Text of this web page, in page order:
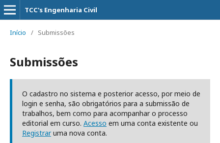
TCC's Engenharia Civil
Início / Submissões
Submissões
O cadastro no sistema e posterior acesso, por meio de
login e senha, são obrigatórios para a submissão de
trabalhos, bem como para acompanhar o processo
editorial em curso. Acesso em uma conta existente ou
Registraruma nova conta.